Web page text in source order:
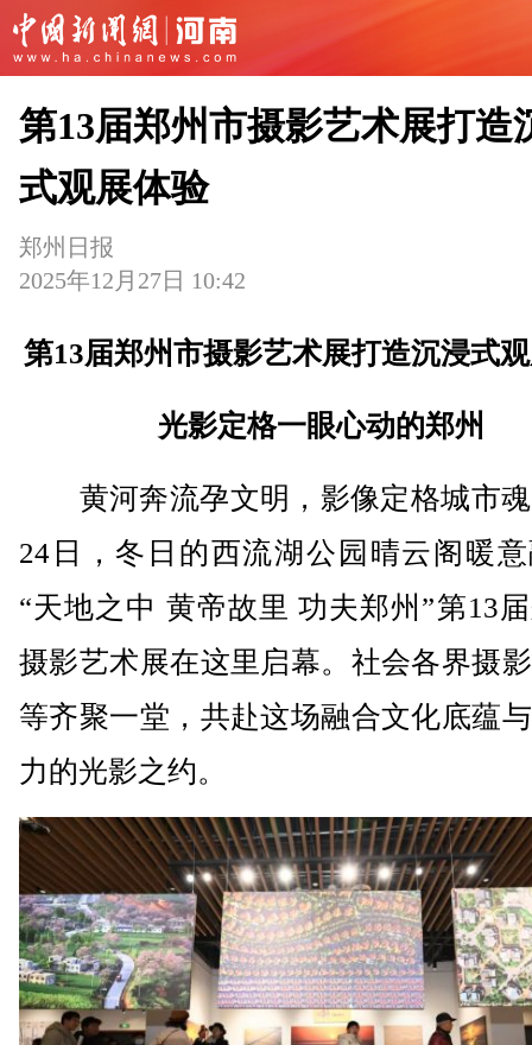
第13届郑州市摄影艺术展打造
式观展体验
郑州日报
2025年12月27日 10:42
第13届郑州市摄影艺术展打造沉浸式
光影定格一眼心动的郑州
黄河奔流孕文明，影像定格城市魂
24日，冬日的西流湖公园晴云阁暖
“天地之中 黄帝故里 功夫郑州”第13
摄影艺术展在这里启幕。社会各界摄
等齐聚一堂，共赴这场融合文化底蕴
力的光影之约。